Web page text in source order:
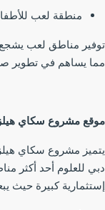
منطقة لعب للأطفال
مناطق لعب يشجع
يساهم في تطوير
مشروع سكاي ھیلز
مشروع سكاي ھیلز
للعلوم أحد أكثر
كبيرة حيث